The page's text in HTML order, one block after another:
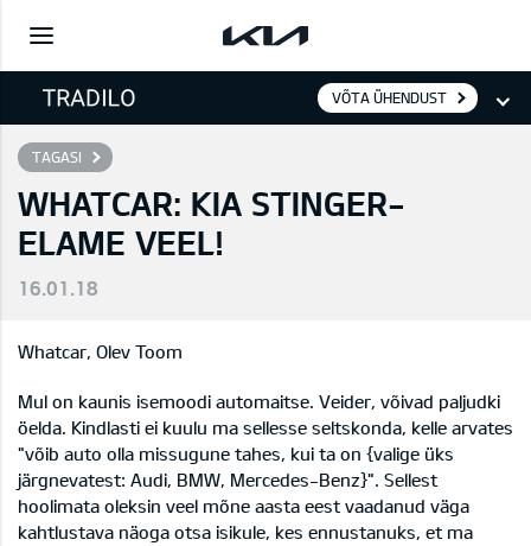
VÕTA ÜHENDUST
TAGASI
WHATCAR: KIA STINGER-
ELAME VEEL!
16.01.18
Whatcar, Olev Toom
Mul on kaunis isemoodi automaitse. Veider, võivad paljudki
öelda. Kindlasti ei kuulu ma sellesse seltskonda, kelle arvates
"võib auto olla missugune tahes, kui ta on {valige üks
järgnevatest: Audi, BMW, Mercedes-Benz}". Sellest
hoolimata oleksin veel mõne aasta eest vaadanud väga
kahtlustava näoga otsa isikule, kes ennustanuks, et ma